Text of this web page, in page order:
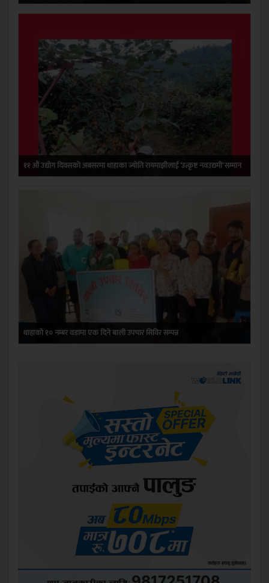
११ औं उद्योग दिवसको अबसरमा थाहाका ज्योति रायमाझीलाई ‘उत्कृष्ट नवउद्यमी’ सम्मान
थाहाको १० नम्बर वडामा एक दिने बाली उपचार सिविर सम्पन्न